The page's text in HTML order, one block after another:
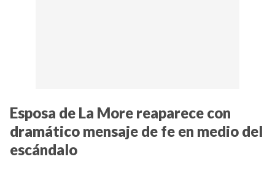
Esposa de La More reaparece con
dramático mensaje de fe en medio del
escándalo